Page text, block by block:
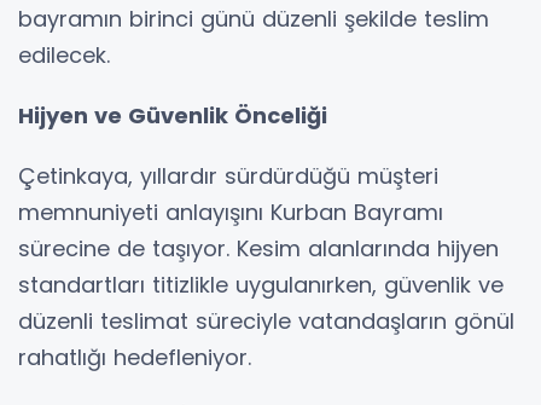
bayramın birinci günü düzenli şekilde teslim
edilecek.
Hijyen ve Güvenlik Önceliği
Çetinkaya, yıllardır sürdürdüğü müşteri
memnuniyeti anlayışını Kurban Bayramı
sürecine de taşıyor. Kesim alanlarında hijyen
standartları titizlikle uygulanırken, güvenlik ve
düzenli teslimat süreciyle vatandaşların gönül
rahatlığı hedefleniyor.